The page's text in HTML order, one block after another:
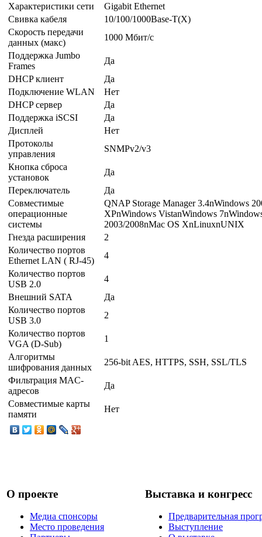
Характеристики сети
Gigabit Ethernet
Свивка кабеля
10/100/1000Base-T(X)
Скорость передачи
данных (макс)
1000 Мбит/с
Поддержка Jumbo
Frames
Да
DHCP клиент
Да
Подключение WLAN
Нет
DHCP сервер
Да
Поддержка iSCSI
Да
Дисплей
Нет
Протоколы
управления
SNMPv2/v3
Кнопка сброса
установок
Да
Переключатель
Да
Совместимые
операционные
системы
QNAP Storage Manager 3.4nWindows
XPnWindows VistanWindows
2003/2008nMac OS XnLinuxnUNIX
Гнезда расширения
2
Количество портов
Ethernet LAN ( RJ-45)
4
Количество портов
USB 2.0
4
Внешний SATA
Да
Количество портов
USB 3.0
2
Количество портов
VGA (D-Sub)
1
Алгоритмы
шифрования данных
256-bit AES, HTTPS, SSH, SSL/TLS
Фильтрация MAC-
адресов
Да
Совместимые карты
памяти
Нет
О проекте
Медиа спонсоры
Место проведения
Выставка и конгресс
Предварительная
Выступление